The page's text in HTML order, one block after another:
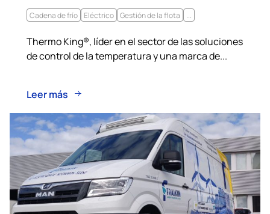
Cadena de frío Eléctrico Gestión de la flota
Thermo King®, líder en el sector de las soluciones
de control de la temperatura y una marca de...
Leer más